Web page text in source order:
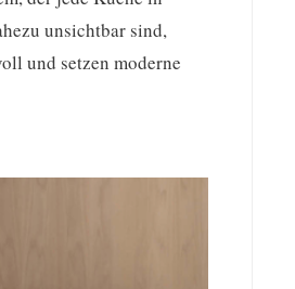
unsichtbar sind,
und setzen moderne